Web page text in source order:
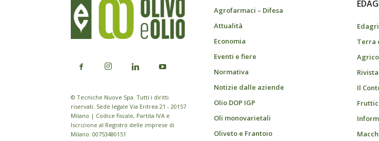
© Tecniche Nuove Spa. Tutti i diritti
riservati. Sede legale Via Eritrea 21 - 20157
Milano | Codice fiscale, Partita IVA e
Iscrizione al Registro delle imprese di
Milano: 00753480151
Agrofarmaci – Difesa
Attualità
Economia
Eventi e fiere
Normativa
Notizie dalle aziende
Olio DOP IGP
Oli monovarietali
Oliveto e Frantoio
Terra
Il